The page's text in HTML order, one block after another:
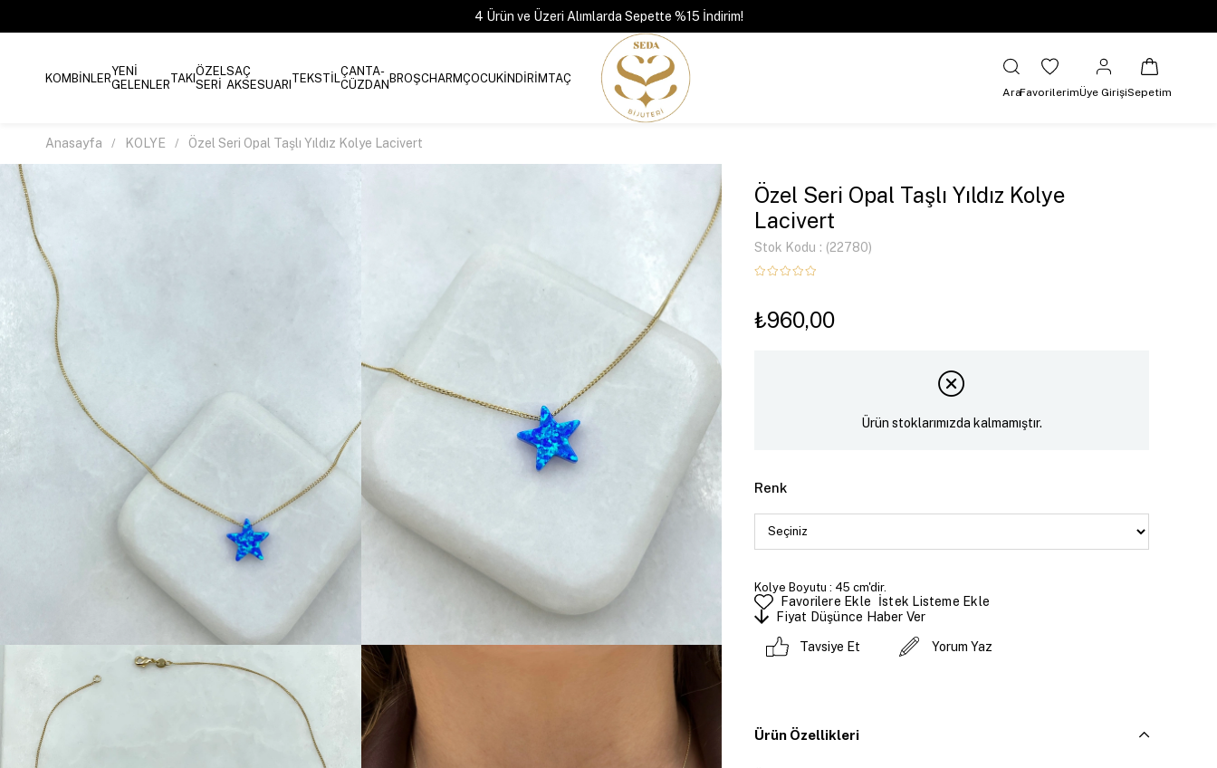
4 Ürün ve Üzeri Alımlarda Sepette %15 İndirim!
KOMBİNLERYENİ
GELENLERTAKIÖZEL
SERİ
SAÇ
AKSESUARI TEKSTİLÇANTA-
CÜZDANBROŞCHARMÇOCUKİNDİRİMTAÇ
AraFavorilerimÜye GirişiSepetim
Anasayfa KOLYE Özel Seri Opal Taşlı Yıldız Kolye Lacivert
Özel Seri Opal Taşlı Yıldız Kolye
Lacivert
Stok Kodu (22780)
₺960,00
Ürün stoklarımızda kalmamıştır.
Renk
Kolye Boyutu : 45 cm'dir.
Favorilere Ekle
İstek Listeme Ekle
Fiyat Düşünce Haber Ver
Tavsiye Et Yorum Yaz
Ürün Özellikleri